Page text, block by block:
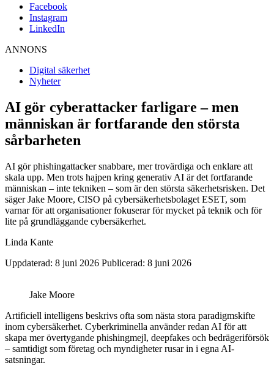
Facebook
Instagram
LinkedIn
ANNONS
Digital säkerhet
Nyheter
AI gör cyberattacker farligare – men
människan är fortfarande den största
sårbarheten
AI gör phishingattacker snabbare, mer trovärdiga och enklare att
skala upp. Men trots hajpen kring generativ AI är det fortfarande
människan – inte tekniken – som är den största säkerhetsrisken. Det
säger Jake Moore, CISO på cybersäkerhetsbolaget ESET, som
varnar för att organisationer fokuserar för mycket på teknik och för
lite på grundläggande cybersäkerhet.
Linda Kante
Uppdaterad: 8 juni 2026 Publicerad: 8 juni 2026
Jake Moore
Artificiell intelligens beskrivs ofta som nästa stora paradigmskifte
inom cybersäkerhet. Cyberkriminella använder redan AI för att
skapa mer övertygande phishingmejl, deepfakes och bedrägeriförsök
– samtidigt som företag och myndigheter rusar in i egna AI-
satsningar.